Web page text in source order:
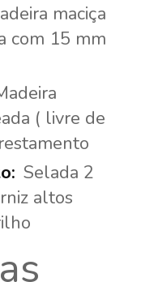
maciça
com 15 mm
( livre de
Selada 2
altos